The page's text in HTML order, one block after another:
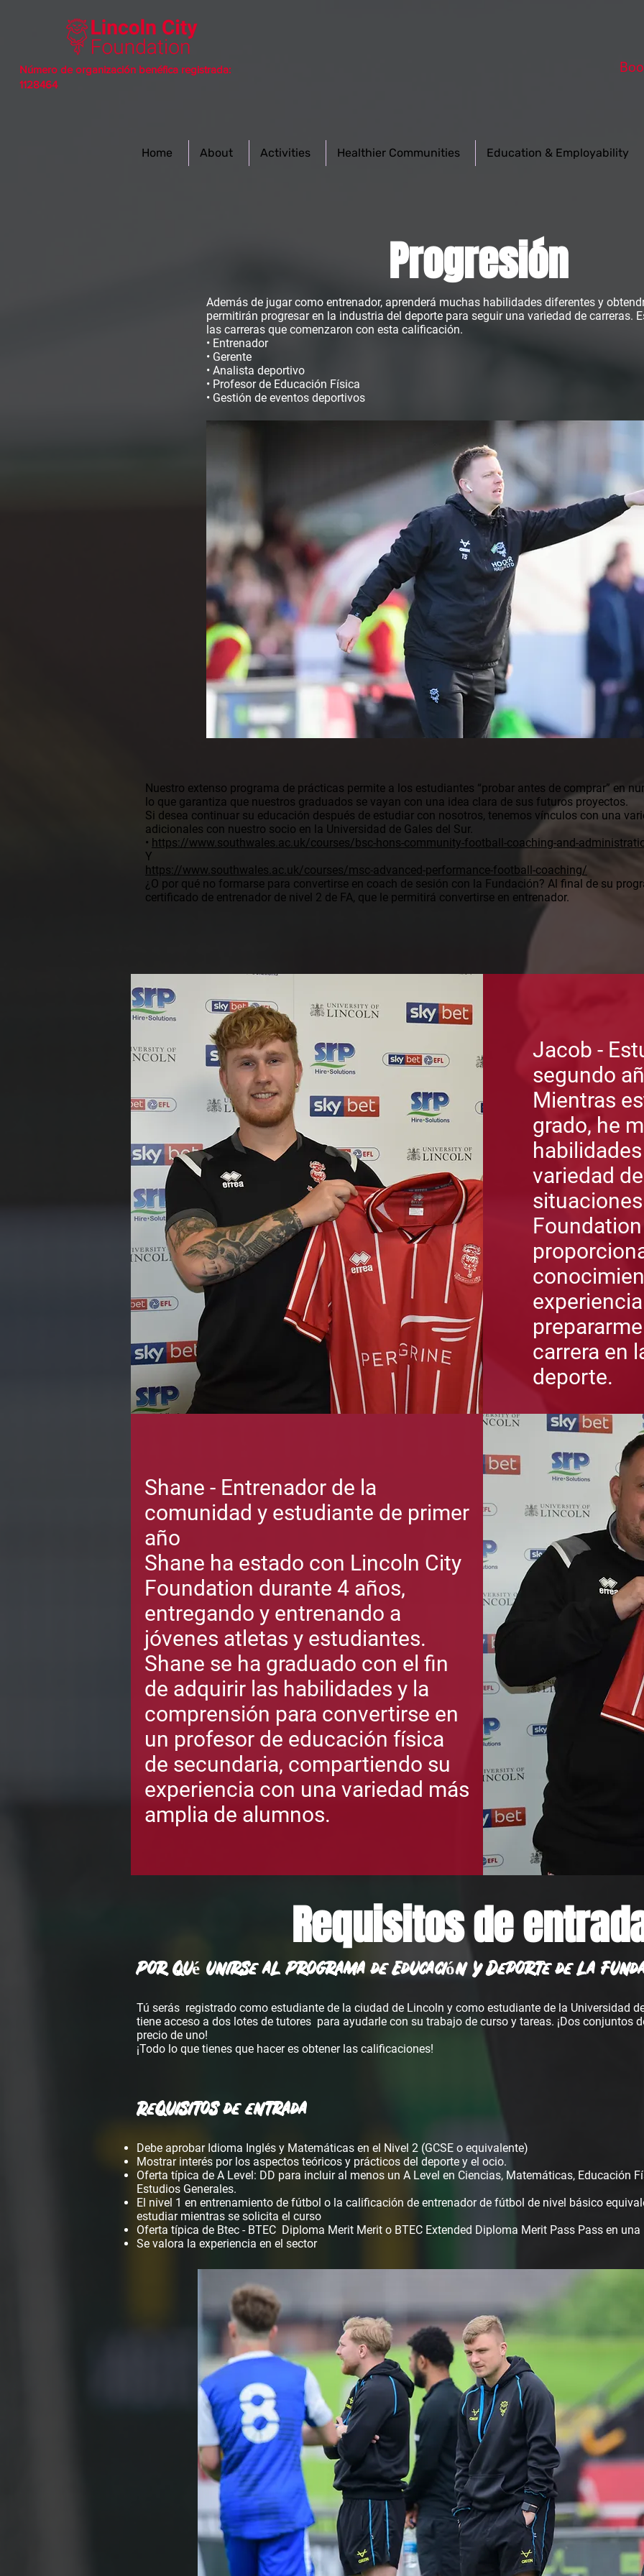
Número de organización benéfica registrada:
1128464
Home About Activities Healthier Communities Education & Employability
Progresión
Además de jugar como entrenador, aprenderá muchas habilidades diferentes y
permitirán progresar en la industria del deporte para seguir una variedad de carreras.
las carreras que comenzaron con esta calificación.
• Entrenador
• Gerente
• Analista deportivo
• Profesor de Educación Física
• Gestión de eventos deportivos
Nuestro extenso programa de prácticas permite a los estudiantes “probar antes de comprar” en
lo que garantiza que nuestros graduados se vayan con una idea clara de sus futuros proyectos.
Si desea continuar su educación después de estudiar con nosotros, tenemos vínculos con una
adicionales con nuestro socio en la Universidad de Gales del Sur.
• https://www.southwales.ac.uk/courses/bsc-hons-community-football-coaching-and-
Y
https://www.southwales.ac.uk/courses/msc-advanced-performance-football-coaching/
¿O por qué no formarse para convertirse en coach de sesión con la Fundación? Al final de su
certificado de entrenador de nivel 2 de FA, que le permitirá convertirse en entrenador.
Jacob -
segundo
Mientras
grado, he
variedad
carrera en
deporte.
Shane - Entrenador de la
comunidad y estudiante de primer
año
Shane ha estado con Lincoln City
Foundation durante 4 años,
entregando y entrenando a
jóvenes atletas y estudiantes.
Shane se ha graduado con el fin
de adquirir las habilidades y la
comprensión para convertirse en
un profesor de educación física
de secundaria, compartiendo su
experiencia con una variedad más
amplia de alumnos.
Requisitos de
Por qué unirse al Programa de Educación y Deporte de la
Tú serás registrado como estudiante de la ciudad de Lincoln y como estudiante de la Universidad
tiene acceso a dos lotes de tutores para ayudarle con su trabajo de curso y tareas. ¡Dos conjuntos
precio de uno!
¡Todo lo que tienes que hacer es obtener las calificaciones!
Requisitos de entrada
Debe aprobar Idioma Inglés y Matemáticas en el Nivel 2 (GCSE o equivalente)
Mostrar interés por los aspectos teóricos y prácticos del deporte y el ocio.
Oferta típica de A Level: DD para incluir al menos un A Level en Ciencias, Matemáticas, Educación
Estudios Generales.
El nivel 1 en entrenamiento de fútbol o la calificación de entrenador de fútbol de nivel básico
estudiar mientras se solicita el curso
Oferta típica de Btec - BTEC Diploma Merit Merit o BTEC Extended Diploma Merit Pass Pass en
Se valora la experiencia en el sector